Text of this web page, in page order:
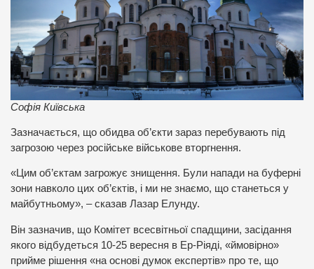
Софія Київська
Зазначається, що обидва об’єкти зараз перебувають під
загрозою через російське військове вторгнення.
«Цим об’єктам загрожує знищення. Були напади на буферні
зони навколо цих об’єктів, і ми не знаємо, що станеться у
майбутньому», – сказав Лазар Елунду.
Він зазначив, що Комітет всесвітньої спадщини, засідання
якого відбудеться 10-25 вересня в Ер-Ріяді, «ймовірно»
прийме рішення «на основі думок експертів» про те, що